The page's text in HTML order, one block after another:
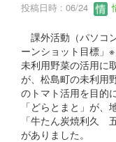
投稿日時 : 06/24
課外活動（パソコ
ーンショット目標」
未利用野菜の活用に
が、松島町の未利用
のトマト活用を目的
「どらとまと」が、
「牛たん炭焼利久
がありました。